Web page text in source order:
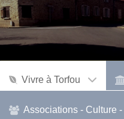
Vivre à Torfou
Associations - Culture